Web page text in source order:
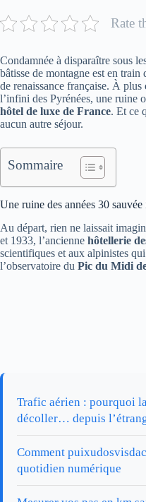
Rate
Condamnée à disparaître sous
bâtisse de montagne est en train
de renaissance française. À plus
l’infini des Pyrénées, une ruine
hôtel de luxe de France. Et ce
aucun autre séjour.
Sommaire
Une ruine des années 30
Au départ, rien ne laissait
et 1933, l’ancienne hôtellerie
scientifiques et aux alpinistes
l’observatoire du Pic du Midi
Trafic aérien : pourquoi
décoller… depuis
Comment
quotidien numérique